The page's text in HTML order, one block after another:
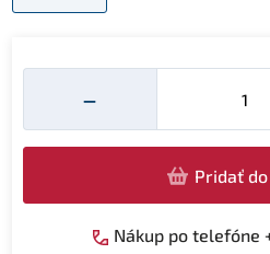
−
Pridať
Nákup po telefóne